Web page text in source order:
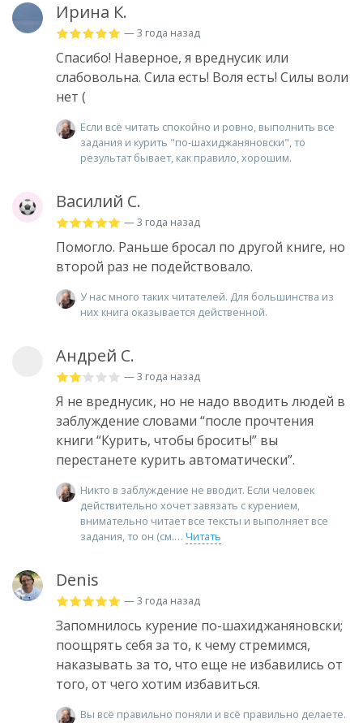
Ирина К.
— 3 года назад
Спасибо! Наверное, я вреднусик или
слабовольна. Сила есть! Воля есть! Силы воли
нет (
Если всё читать спокойно и ровно, выполнить все
задания и курить "по-шахиджаняновски", то
результат бывает, как правило, хорошим.
Василий С.
— 3 года назад
Помогло. Раньше бросал по другой книге, но
второй раз не подействовало.
У нас много таких читателей. Для большинства из
них книга оказывается действенной.
Андрей С.
— 3 года назад
Я не вреднусик, но не надо вводить людей в
заблуждение словами “после прочтения
книги “Курить, чтобы бросить!” вы
перестанете курить автоматически”.
Никто в заблуждение не вводит. Если человек
действительно хочет завязать с курением,
внимательно читает все тексты и выполняет все
задания, то он (см.
Читать
Denis
— 3 года назад
Запомнилось курение по-шахиджаняновски;
поощрять себя за то, к чему стремимся,
наказывать за то, что еще не избавились от
того, от чего хотим избавиться.
Вы всё правильно поняли и всё правильно делаете.